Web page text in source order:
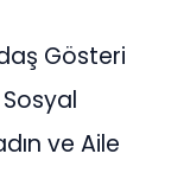
Gösteri
ve Aile